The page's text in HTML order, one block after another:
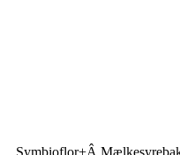
Symbioflor+Â